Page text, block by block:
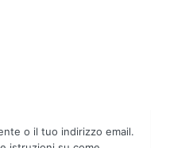
o il tuo indirizzo email.